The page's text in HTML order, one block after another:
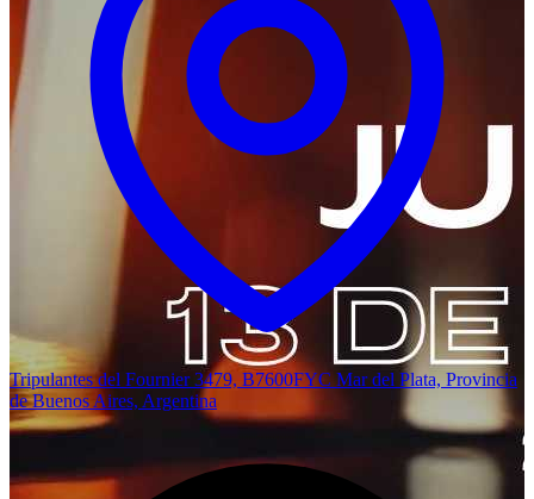
Tripulantes del Fournier 3479, B7600FYC Mar del Plata, Provincia
de Buenos Aires, Argentina